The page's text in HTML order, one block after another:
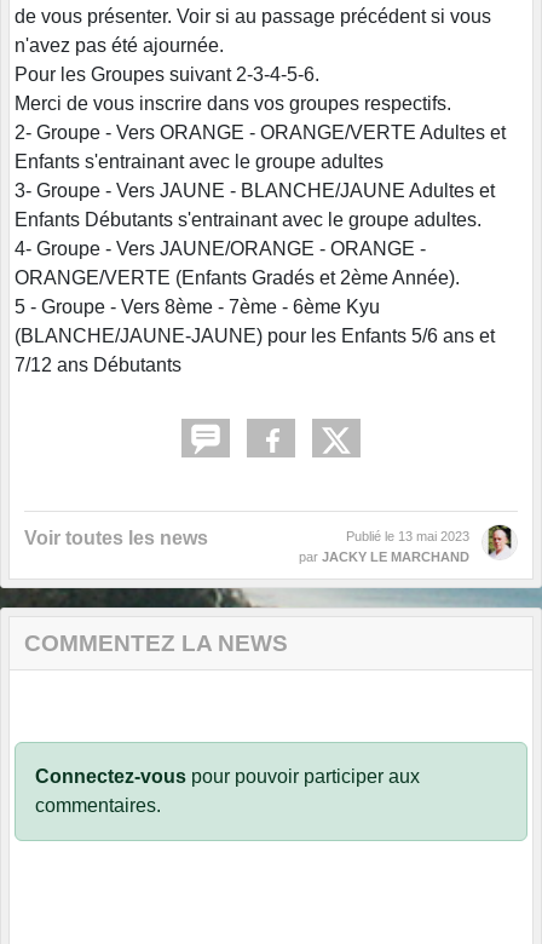
de vous présenter. Voir si au passage précédent si vous
n'avez pas été ajournée.
Pour les Groupes suivant 2-3-4-5-6.
Merci de vous inscrire dans vos groupes respectifs.
2- Groupe - Vers ORANGE - ORANGE/VERTE Adultes et
Enfants s'entrainant avec le groupe adultes
3- Groupe - Vers JAUNE - BLANCHE/JAUNE Adultes et
Enfants Débutants s'entrainant avec le groupe adultes.
4- Groupe - Vers JAUNE/ORANGE - ORANGE -
ORANGE/VERTE (Enfants Gradés et 2ème Année).
5 - Groupe - Vers 8ème - 7ème - 6ème Kyu
(BLANCHE/JAUNE-JAUNE) pour les Enfants 5/6 ans et
7/12 ans Débutants
Voir toutes les news Publié le 13 mai 2023
par JACKY LE MARCHAND
COMMENTEZ LA NEWS
Connectez-vous pour pouvoir participer aux
commentaires.